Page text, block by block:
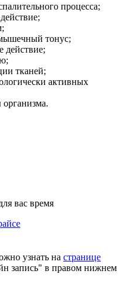
процесса;
тонус;
действие;
тканей;
активных
вас время
узнать на странице
запись" в правом нижнем